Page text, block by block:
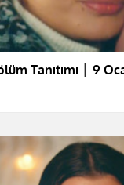
Tanıtımı │ 9